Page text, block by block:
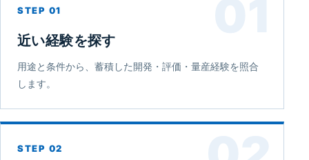
近い経験を探す
用途と条件から、蓄積した開発・評価・量産経験を照合
します。